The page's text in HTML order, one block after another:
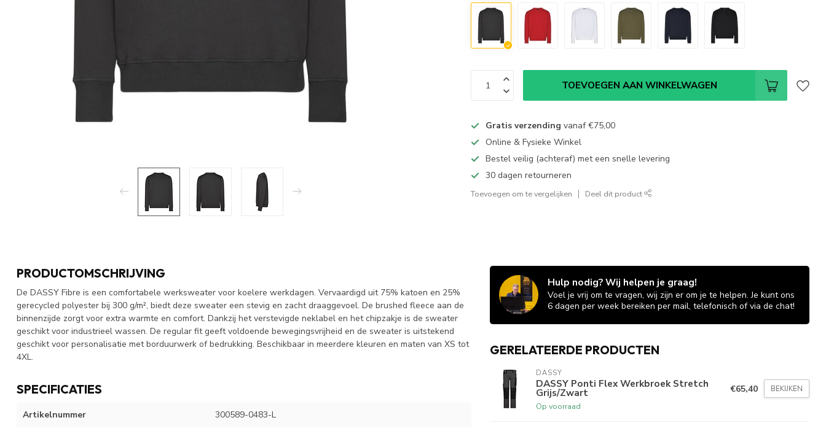
TOEVOEGEN AAN WINKELWAGEN
Gratis verzending vanaf€75,00
Online & Fysieke Winkel
Bestel veilig (achteraf) met een snelle levering
30 dagen retourneren
Toevoegen om te vergelijken Deel dit product
PRODUCTOMSCHRIJVING
De DASSY Fibre is een comfortabele werksweater voor koelere werkdagen. Vervaardigd uit 75% katoen en 25%
gerecycled polyester bij 300 g/m², biedt deze sweater een stevig en zacht draaggevoel. De brushed fleece aan de
binnenzijde zorgt voor extra warmte en comfort. Dankzij het verstevigde neklabel en het chipzakje is de sweater
geschikt voor industrieel wassen. De regular fit geeft voldoende bewegingsvrijheid en de sweater is uitstekend
geschikt voor personalisatie met borduurwerk of bedrukking. Beschikbaar in meerdere kleuren en maten van XS tot
4XL.
SPECIFICATIES
Artikelnummer 300589-0483-L
Hulp nodig? Wij helpen je graag!
Voel je vrij om te vragen, wij zijn er om je te helpen. Je kunt ons
6 dagen per week bereiken per mail, telefonisch of via de chat!
GERELATEERDE PRODUCTEN
DASSY
DASSY Ponti Flex Werkbroek Stretch
Grijs/Zwart
Op voorraad
€65,40 BEKIJKEN